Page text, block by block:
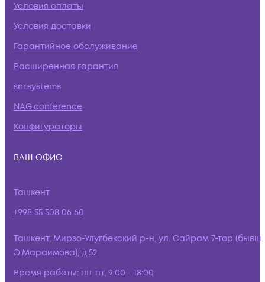
Условия оплаты
Условия доставки
Гарантийное обслуживание
Расширенная гарантия
snr.systems
NAG.conference
Конфигураторы
ВАШ ОФИС
Ташкент
+998 55 508 06 60
Ташкент, Мирзо-Улугбекский р-н, ул. Сайрам 7-тор (бывш.
Э.Мараимова), д.52
Время работы: пн-пт, 9:00 - 18:00